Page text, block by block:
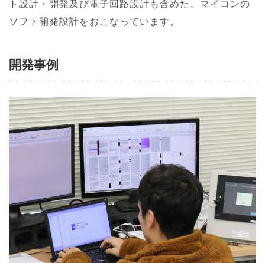
ト設計・開発及び電子回路設計も含めた、マイコンの
ソフト開発設計をおこなっています。
開発事例